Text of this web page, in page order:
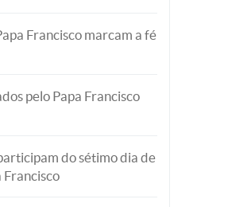
Francisco marcam a fé
pelo Papa Francisco
do sétimo dia de
Francisco